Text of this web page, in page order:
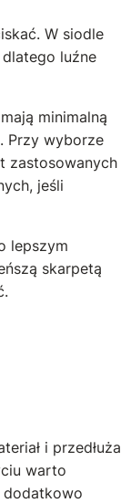
W siodle
luźne
minimalną
Przy wyborze
zastosowanych
jeśli
lepszym
skarpetą
i przedłuża
warto
dodatkowo